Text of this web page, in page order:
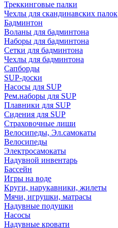
Треккинговые палки
Чехлы для скандинавских палок
Бадминтон
Воланы для бадминтона
Наборы для бадминтона
Сетки для бадминтона
Чехлы для бадминтона
Сапборды
SUP-доски
Насосы для SUP
Рем.наборы для SUP
Плавники для SUP
Сидения для SUP
Страховочные лиши
Велосипеды, Эл.самокаты
Велосипеды
Электросамокаты
Надувной инвентарь
Бассейн
Игры на воде
Круги, нарукавники, жилеты
Мячи, игрушки, матрасы
Надувные подушки
Насосы
Надувные кровати